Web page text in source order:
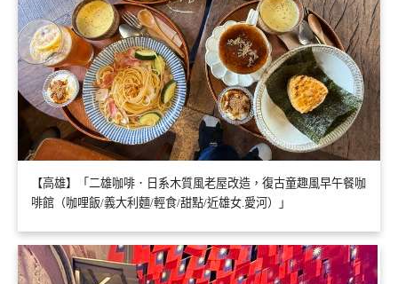
【高雄】「二雄咖啡．日系木質風老屋改造，復古童趣風早午餐咖
啡館（咖哩飯/義大利麵/輕食/甜點/近雄女.愛河）」